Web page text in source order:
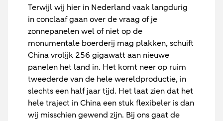
Terwijl wij hier in Nederland vaak langdurig
in conclaaf gaan over de vraag of je
zonnepanelen wel of niet op de
monumentale boerderij mag plakken, schuift
China vrolijk 256 gigawatt aan nieuwe
panelen het land in. Het komt neer op ruim
tweederde van de hele wereldproductie, in
slechts een half jaar tijd. Het laat zien dat het
hele traject in China een stuk flexibeler is dan
wij misschien gewend zijn. Bij ons gaat de